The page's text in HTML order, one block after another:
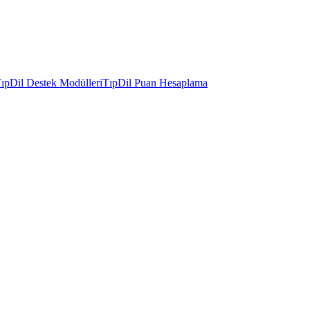
Destek ModülleriTıpDil Puan Hesaplama